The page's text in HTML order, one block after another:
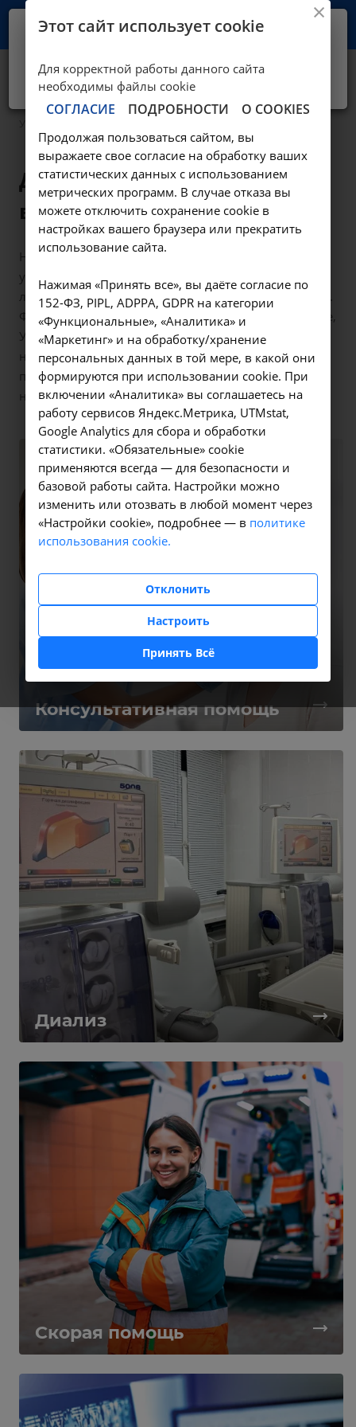
Услуги
Диагностика и лечение в
вашем городе
НИИ КЛИНИЧЕСКОЙ МЕДИЦИНЫ некоммерческое
учреждение, специализирующееся на диагностике и
лечении пациентов с хроническими заболеваниями.
Филиалы расположены в Москве, Иркутске, Ангарске,
Усолье-Сибирском. Одним из основных
направлений деятельности является гемодиализ у
пациентов с патологией почек. В городе Иркутске у
нас работает станция скорой медицинской помощи.
Консультативная помощь
Диализ
Скорая помощь
Ваш город -Иркутск?
Да, верно Нет, выбрать другой
Этот сайт использует cookie
Для корректной работы данного сайта
необходимы файлы cookie
СОГЛАСИЕ ПОДРОБНОСТИ О COOKIES
Продолжая пользоваться сайтом, вы
выражаете свое согласие на обработку ваших
статистических данных с использованием
метрических программ. В случае отказа вы
можете отключить сохранение cookie в
настройках вашего браузера или прекратить
использование сайта.
Нажимая «Принять все», вы даёте согласие по
152-ФЗ, PIPL, ADPPA, GDPR на категории
«Функциональные», «Аналитика» и
«Маркетинг» и на обработку/хранение
персональных данных в той мере, в какой они
формируются при использовании cookie. При
включении «Аналитика» вы соглашаетесь на
работу сервисов Яндекс.Метрика, UTMstat,
Google Analytics для сбора и обработки
статистики. «Обязательные» cookie
применяются всегда — для безопасности и
базовой работы сайта. Настройки можно
изменить или отозвать в любой момент через
«Настройки cookie», подробнее — в политике
использования cookie.
Отклонить
Настроить
Принять Всё